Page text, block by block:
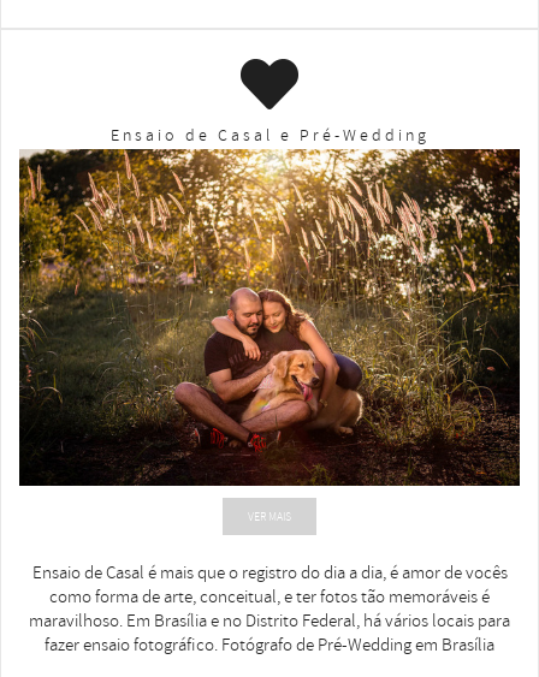
Ensaio de Casal e Pré-Wedding
VER MAIS
Ensaio de Casal é mais que o registro do dia a dia, é amor de vocês
como forma de arte, conceitual, e ter fotos tão memoráveis é
maravilhoso. Em Brasília e no Distrito Federal, há vários locais para
fazer ensaio fotográfico. Fotógrafo de Pré-Wedding em Brasília